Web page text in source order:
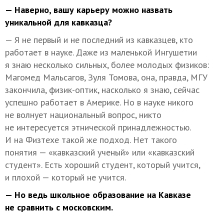
— Наверно, вашу карьеру можно назвать
уникальной для кавказца?
— Я не первый и не последний из кавказцев, кто
работает в науке. Даже из маленькой Ингушетии
я знаю несколько сильных, более молодых физиков:
Магомед Мальсагов, Зуля Томова, она, правда, МГУ
закончила, физик-оптик, насколько я знаю, сейчас
успешно работает в Америке. Но в науке никого
не волнует национальный вопрос, никто
не интересуется этнической принадлежностью.
И на Физтехе такой же подход. Нет такого
понятия — «кавказский ученый» или «кавказский
студент». Есть хороший студент, который учится,
и плохой — который не учится.
— Но ведь школьное образование на Кавказе
не сравнить с московским.